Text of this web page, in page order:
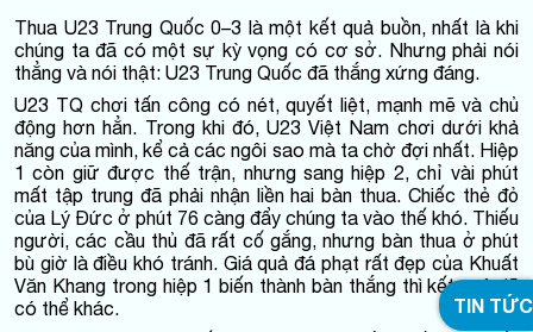
TIN TỨC
Thua U23 Trung Quốc 0–3 là một kết quả buồn, nhất là khi
chúng ta đã có một sự kỳ vọng có cơ sở. Nhưng phải nói
thẳng và nói thật: U23 Trung Quốc đã thắng xứng đáng.
U23 TQ chơi tấn công có nét, quyết liệt, mạnh mẽ và chủ
động hơn hẳn. Trong khi đó, U23 Việt Nam chơi dưới khả
năng của mình, kể cả các ngôi sao mà ta chờ đợi nhất. Hiệp
1 còn giữ được thế trận, nhưng sang hiệp 2, chỉ vài phút
mất tập trung đã phải nhận liền hai bàn thua. Chiếc thẻ đỏ
của Lý Đức ở phút 76 càng đẩy chúng ta vào thế khó. Thiếu
người, các cầu thủ đã rất cố gắng, nhưng bàn thua ở phút
bù giờ là điều khó tránh. Giá quả đá phạt rất đẹp của Khuất
Văn Khang trong hiệp 1 biến thành bàn thắng thì kết quả đã
có thể khác.